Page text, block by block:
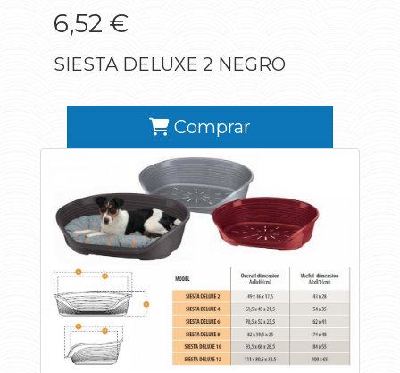
6,52 €
SIESTA DELUXE 2 NEGRO
Comprar